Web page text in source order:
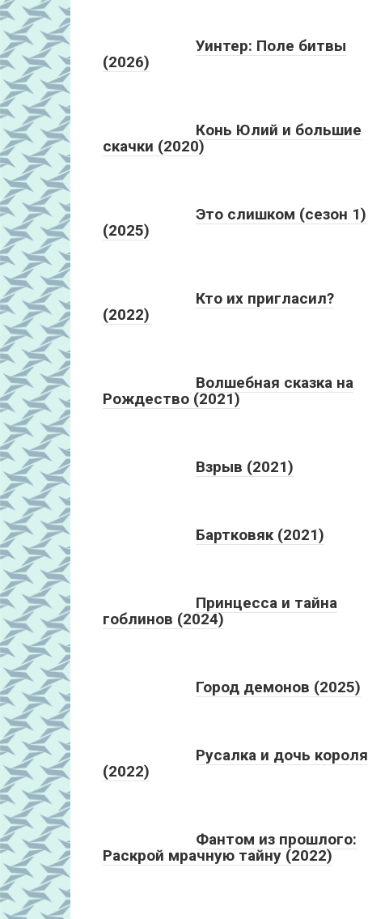
Уинтер: Поле битвы
(2026)
Конь Юлий и большие
скачки (2020)
Это слишком (сезон 1)
(2025)
Кто их пригласил?
(2022)
Волшебная сказка на
Рождество (2021)
Взрыв (2021)
Бартковяк (2021)
Принцесса и тайна
гоблинов (2024)
Город демонов (2025)
Русалка и дочь короля
(2022)
Фантом из прошлого:
Раскрой мрачную тайну (2022)